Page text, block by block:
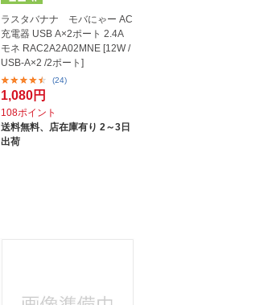
ラスタバナナ モバにゃー AC
充電器 USB A×2ポート 2.4A
モネ RAC2A2A02MNE [12W /
USB-A×2 /2ポート]
(24)
1,080円
108ポイント
送料無料、
店在庫有り 2～3日
出荷